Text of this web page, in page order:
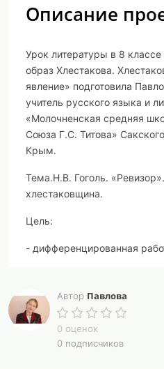
Описание
Урок литературы в 8 классе
образ Хлестакова.
явление» подготовила
учитель русского языка и
«Молочненская средняя
Союза Г.С. Титова»
Крым.
Тема.Н.В. Гоголь.
хлестаковщина.
Цель:
- дифференцированная
вариантов проделанной
- развивать речь;
- актуализировать понятие
Автор Павлова
0 оценок
0 подписчиков